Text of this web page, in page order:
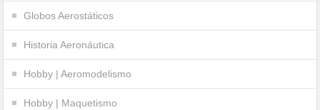
Globos Aerostáticos
Historia Aeronáutica
Hobby | Aeromodelismo
Hobby | Maquetismo